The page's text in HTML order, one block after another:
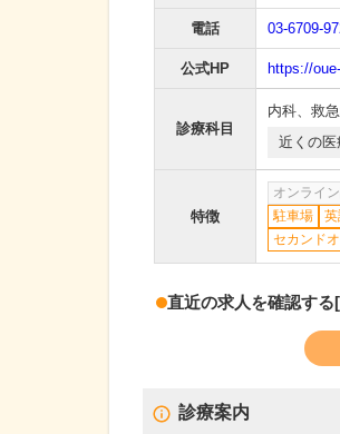
電話 03-6709-
公式HP https://
診療科目
内科、 救
近くの
特徴
オンライ
駐車場
セカンド
直近の求人を確認する
診療案内